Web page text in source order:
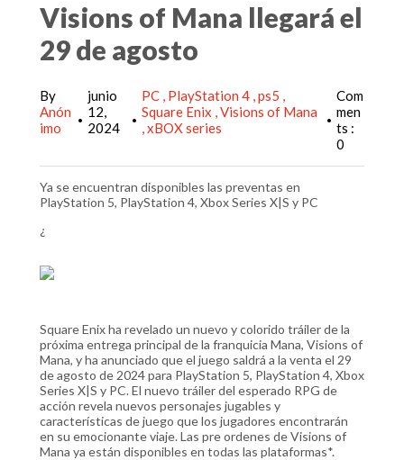
Visions of Mana llegará el
29 de agosto
By
Anón
imo
•
junio
12,
2024
•
PC PlayStation 4 ps5
Square Enix Visions of Mana
xBOX series
•
Com
men
ts :
0
Ya se encuentran disponibles las preventas en
PlayStation 5, PlayStation 4, Xbox Series X|S y PC
¿
Square Enix ha revelado un nuevo y colorido tráiler de la
próxima entrega principal de la franquicia Mana, Visions of
Mana, y ha anunciado que el juego saldrá a la venta el 29
de agosto de 2024 para PlayStation 5, PlayStation 4, Xbox
Series X|S y PC. El nuevo tráiler del esperado RPG de
acción revela nuevos personajes jugables y
características de juego que los jugadores encontrarán
en su emocionante viaje. Las pre ordenes de Visions of
Mana ya están disponibles en todas las plataformas*.